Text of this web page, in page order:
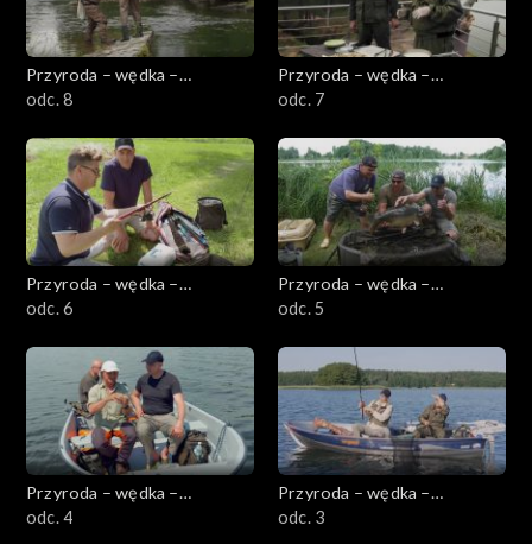
Przyroda – wędka –
przygoda
odc. 8
Przyroda – wędka –
przygoda
odc. 7
Przyroda – wędka –
przygoda
odc. 6
Przyroda – wędka –
przygoda
odc. 5
Przyroda – wędka –
przygoda
odc. 4
Przyroda – wędka –
przygoda
odc. 3